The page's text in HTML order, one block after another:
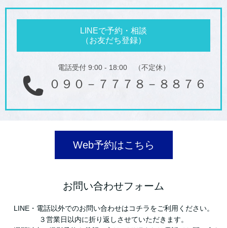
LINEで予約・相談
（お友だち登録）
電話受付 9:00 - 18:00 （不定休）
０９０－７７７８－８８７６
Web予約はこちら
お問い合わせフォーム
LINE・電話以外でのお問い合わせはコチラをご利用ください。
３営業日以内に折り返しさせていただきます。